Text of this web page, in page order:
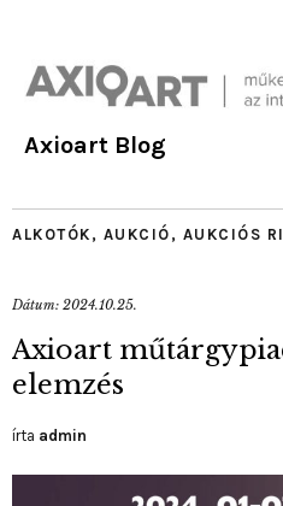
Axioart Blog
ALKOTÓK , AUKCIÓ , AUKCIÓS
Dátum: 2024.10.25.
Axioart
elemzés
írta admin